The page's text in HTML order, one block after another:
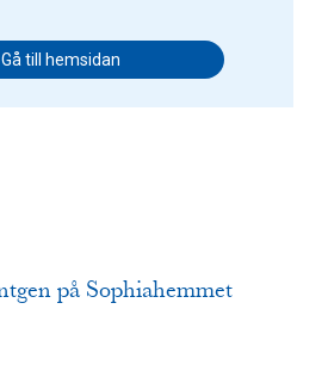
Gå till hemsidan
på Sophiahemmet